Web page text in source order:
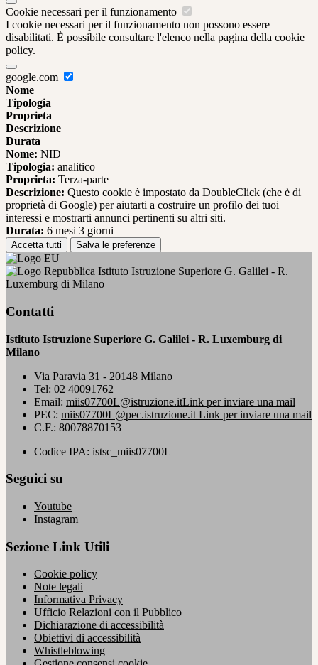
Cookie necessari per il funzionamento
I cookie necessari per il funzionamento non possono essere
disabilitati. È possibile consultare l'elenco nella pagina della cookie
policy.
google.com
Nome
Tipologia
Proprieta
Descrizione
Durata
Nome: NID
Tipologia: analitico
Proprieta: Terza-parte
Descrizione: Questo cookie è impostato da DoubleClick (che è di
proprietà di Google) per aiutarti a costruire un profilo dei tuoi
interessi e mostrarti annunci pertinenti su altri siti.
Durata: 6 mesi 3 giorni
Accetta tutti Salva le preferenze
Istituto Istruzione Superiore G. Galilei - R.
Luxemburg di Milano
Contatti
Istituto Istruzione Superiore G. Galilei - R. Luxemburg di
Milano
Via Paravia 31 - 20148 Milano
Tel: 02 40091762
Email: miis07700L@istruzione.itLink per inviare una mail
PEC: miis07700L@pec.istruzione.it Link per inviare una mail
C.F.: 80078870153
Codice IPA: istsc_miis07700L
Seguici su
Youtube
Instagram
Sezione Link Utili
Cookie policy
Note legali
Informativa Privacy
Ufficio Relazioni con il Pubblico
Dichiarazione di accessibilità
Obiettivi di accessibilità
Whistleblowing